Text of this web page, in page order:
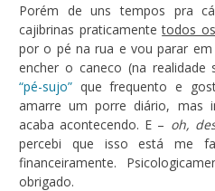
Porém de uns tempos pra
cajibrinas praticamentetodos
por o pé na rua e vou parar
encher o caneco (na realidade
“pé-sujo” que frequento e
amarre um porre diário, mas
acaba acontecendo. E – oh,
percebi que isso está me
financeiramente.
obrigado.